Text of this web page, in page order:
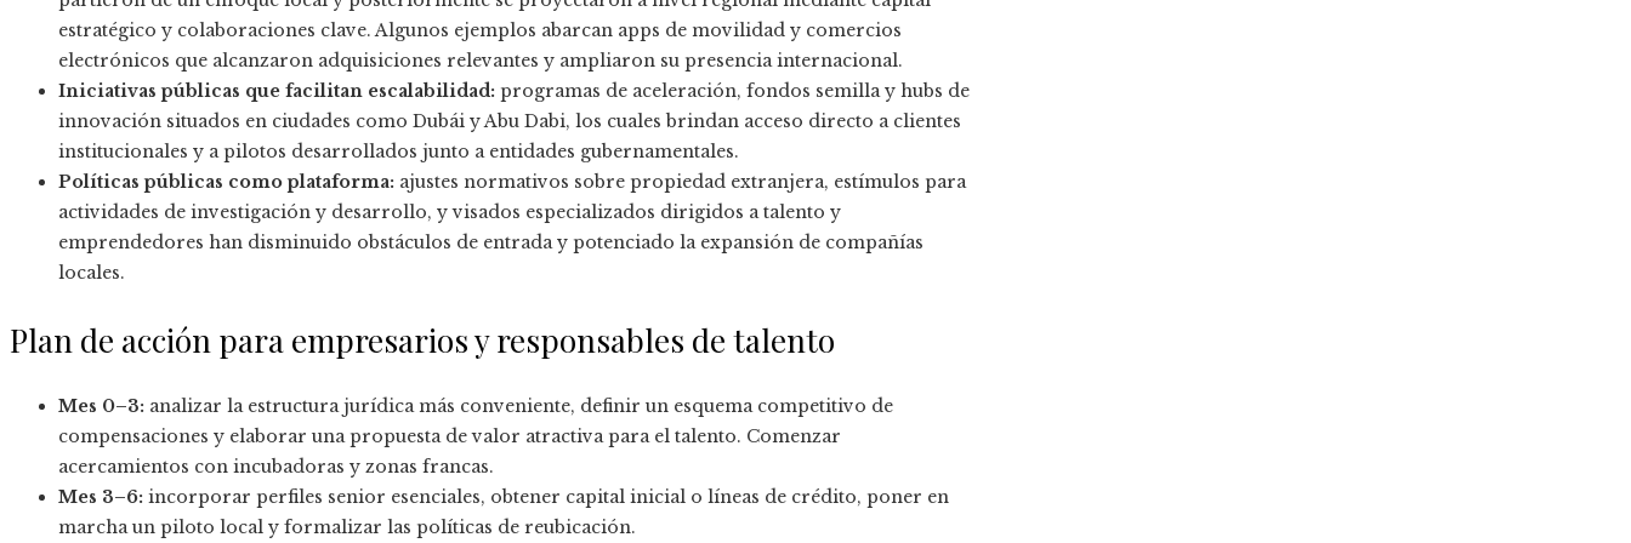
estratégico y colaboraciones clave. Algunos ejemplos abarcan apps de movilidad y comercios
electrónicos que alcanzaron adquisiciones relevantes y ampliaron su presencia internacional.
Iniciativas públicas que facilitan escalabilidad: programas de aceleración, fondos semilla y hubs de
innovación situados en ciudades como Dubái y Abu Dabi, los cuales brindan acceso directo a clientes
institucionales y a pilotos desarrollados junto a entidades gubernamentales.
Políticas públicas como plataforma: ajustes normativos sobre propiedad extranjera, estímulos para
actividades de investigación y desarrollo, y visados especializados dirigidos a talento y
emprendedores han disminuido obstáculos de entrada y potenciado la expansión de compañías
locales.
Plan de acción para empresarios y responsables de talento
Mes 0–3: analizar la estructura jurídica más conveniente, definir un esquema competitivo de
compensaciones y elaborar una propuesta de valor atractiva para el talento. Comenzar
acercamientos con incubadoras y zonas francas.
Mes 3–6: incorporar perfiles senior esenciales, obtener capital inicial o líneas de crédito, poner en
marcha un piloto local y formalizar las políticas de reubicación.